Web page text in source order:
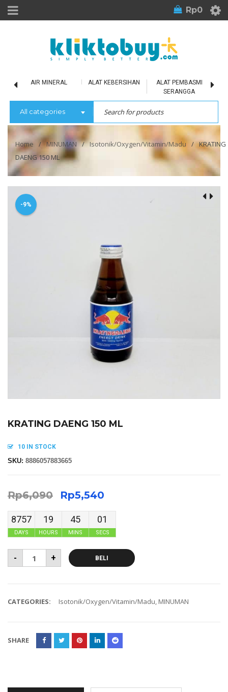
Rp0
AIR MINERAL ALAT KEBERSIHAN
ALAT PEMBASMI
SERANGGA
All categories
Home / MINUMAN / Isotonik/Oxygen/Vitamin/Madu / KRATING
DAENG 150 ML
-9%
KRATING DAENG 150 ML
10 IN STOCK
SKU: 8886057883665
Rp6,090 Rp5,540
8757
DAYS
19
HOURS
45
MINS
00
SECS
- + BELI
CATEGORIES: Isotonik/Oxygen/Vitamin/Madu, MINUMAN
SHARE